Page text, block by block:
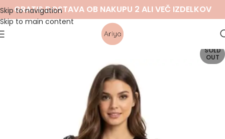
Skip to navigation
Skip to main content
GRATIS DOSTAVA OB NAKUPU 2 ALI VEČ IZDELKOV
SOLD
OUT